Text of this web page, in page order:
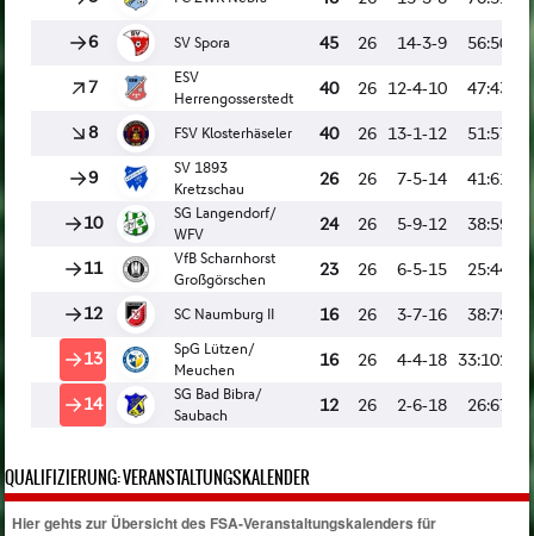
QUALIFIZIERUNG: VERANSTALTUNGSKALENDER
Hier gehts zur Übersicht des FSA-Veranstaltungskalenders für